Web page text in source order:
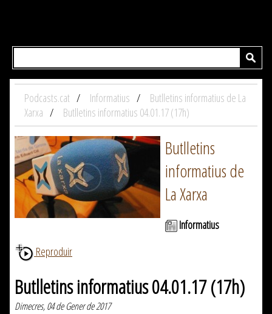
Podcasts.cat Informatius
Butlletins informatius de La
Xarxa
Butlletins informatius 04.01.17 (17h)
Butlletins
informatius de
La Xarxa
Informatius
Reproduir
Butlletins informatius 04.01.17 (17h)
Dimecres, 04 de Gener de 2017